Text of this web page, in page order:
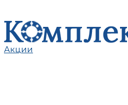
Акции